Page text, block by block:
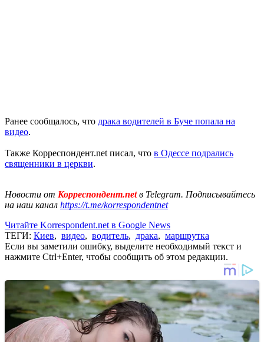
Ранее сообщалось, что драка водителей в Буче попала на
видео.
Также Корреспондент.net писал, что в Одессе подрались
священники в церкви.
Новости от Корреспондент.netв Telegram. Подписывайтесь
на наш канал https://t.me/korrespondentnet
Читайте Korrespondent.net в Google News
ТЕГИ: Киев, видео, водитель, драка, маршрутка
Если вы заметили ошибку, выделите необходимый текст и
нажмите Ctrl+Enter, чтобы сообщить об этом редакции.